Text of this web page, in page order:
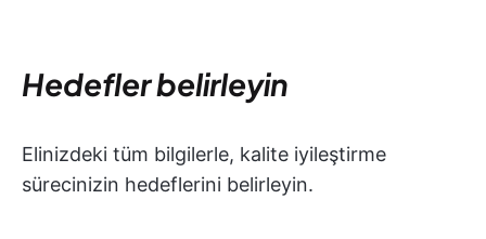
Hedefler belirleyin
Elinizdeki tüm bilgilerle, kalite iyileştirme
sürecinizin hedeflerini belirleyin.